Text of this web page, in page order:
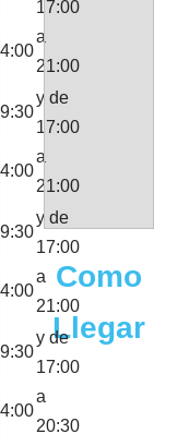
17:00
a
21:00
y de
17:00
a
21:00
y de
17:00
a
21:00
y de
17:00
a
20:30
Como
Llegar